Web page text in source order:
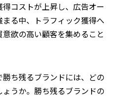
コストが上昇し、広告オー
る中、トラフィック獲得へ
欲の高い顧客を集めること
ち残るブランドには、どの
うか。 勝ち残るブランドの